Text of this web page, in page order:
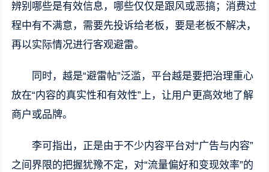
辨别哪些是有效信息，哪些仅仅是跟风或恶搞；消费过
程中有不满意，需要先投诉给老板，要是老板不解决，
再以实际情况进行客观避雷。
同时，越是“避雷帖”泛滥，平台越是要把治理重心
放在“内容的真实性和有效性”上，让用户更高效地了解
商户或品牌。
李可指出，正是由于不少内容平台对“广告与内容”
之间界限的把握犹豫不定，对“流量偏好和变现效率”的